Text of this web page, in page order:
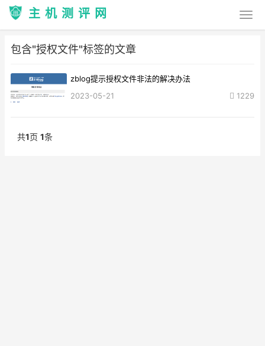
主机测评网
包含"授权文件"标签的文章
zblog提示授权文件非法的解决办法
2023-05-21
1229
共1页 1条